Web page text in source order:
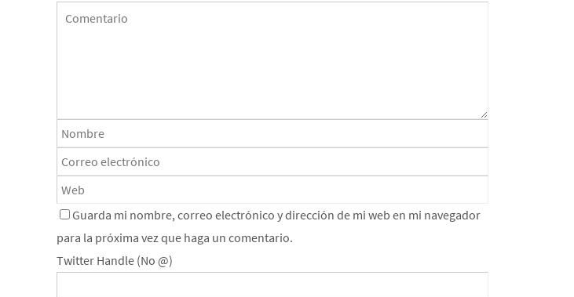
Guarda mi nombre, correo electrónico y dirección de mi web en mi navegador
para la próxima vez que haga un comentario.
Twitter Handle (No @)